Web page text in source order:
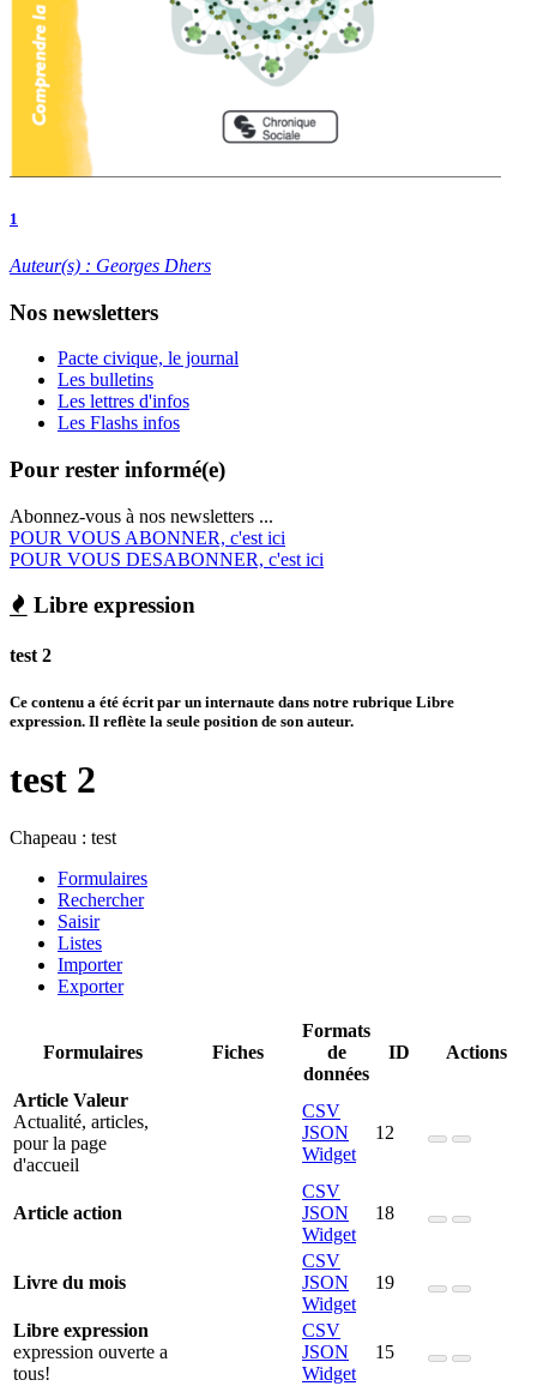
1
Auteur(s) : Georges Dhers
Nos newsletters
Pacte civique, le journal
Les bulletins
Les lettres d'infos
Les Flashs infos
Pour rester informé(e)
Abonnez-vous à nos newsletters ...
POUR VOUS ABONNER, c'est ici
POUR VOUS DESABONNER, c'est ici
Libre expression
test 2
Ce contenu a été écrit par un internaute dans notre rubrique Libre
expression. Il reflète la seule position de son auteur.
test 2
Chapeau : test
Formulaires
Rechercher
Saisir
Listes
Importer
Exporter
Formulaires Fiches
Formats
de
données
ID Actions
Article Valeur
Actualité, articles,
pour la page
d'accueil
CSV
JSON
Widget
12
Article action
CSV
JSON
Widget
18
Livre du mois
CSV
JSON
Widget
19
Libre expression
expression ouverte a
tous!
CSV
JSON
Widget
15